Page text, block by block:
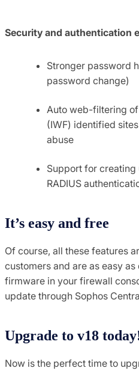
Security and authentication
Stronger password
password change)
Auto web-filtering
(IWF) identified
abuse
Support for
RADIUS
It’s easy and free
Of course, all these features
customers and are as easy
firmware in your firewall
update through Sophos
Upgrade to v18
Now is the perfect time to